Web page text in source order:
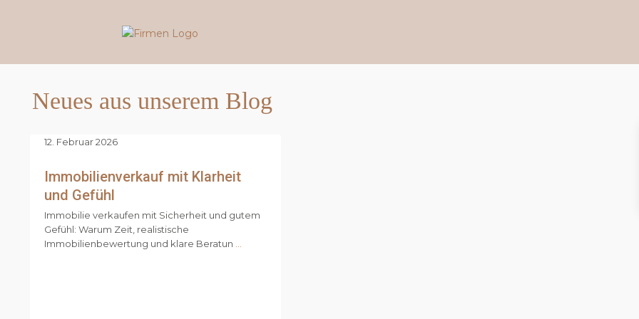
Neues aus unserem Blog
Immobilienverkauf mit Klarheit
und Gefühl
12. Februar 2026
Immobilie verkaufen mit Sicherheit und gutem
Gefühl: Warum Zeit, realistische
Immobilienbewertung und klare Beratun